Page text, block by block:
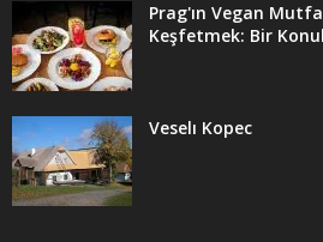
Prag'ın Vegan
Keşfetmek: Bir
Veselı Kopec